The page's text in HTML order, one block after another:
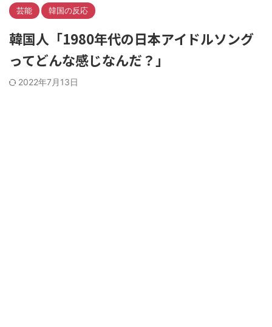
芸能 韓国の反応
韓国人「1980年代の日本アイドルソング
ってどんな感じなんだ？」
2022年7月13日